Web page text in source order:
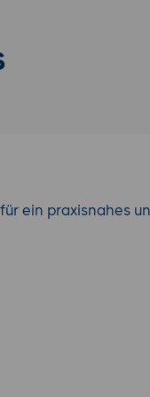
ein praxisnahes